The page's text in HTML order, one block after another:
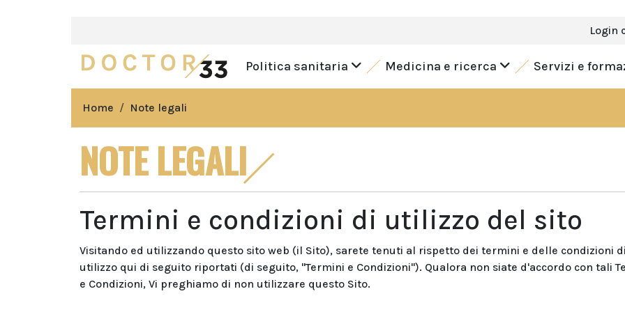
Login
Politica sanitaria Medicina e ricerca Servizi e
Home Note legali
NOTE LEGALI
Termini e condizioni di utilizzo del sito
Visitando ed utilizzando questo sito web (il Sito), sarete tenuti al rispetto dei termini e delle condizioni
utilizzo qui di seguito riportati (di seguito, "Termini e Condizioni"). Qualora non siate d'accordo con tali
e Condizioni, Vi preghiamo di non utilizzare questo Sito.